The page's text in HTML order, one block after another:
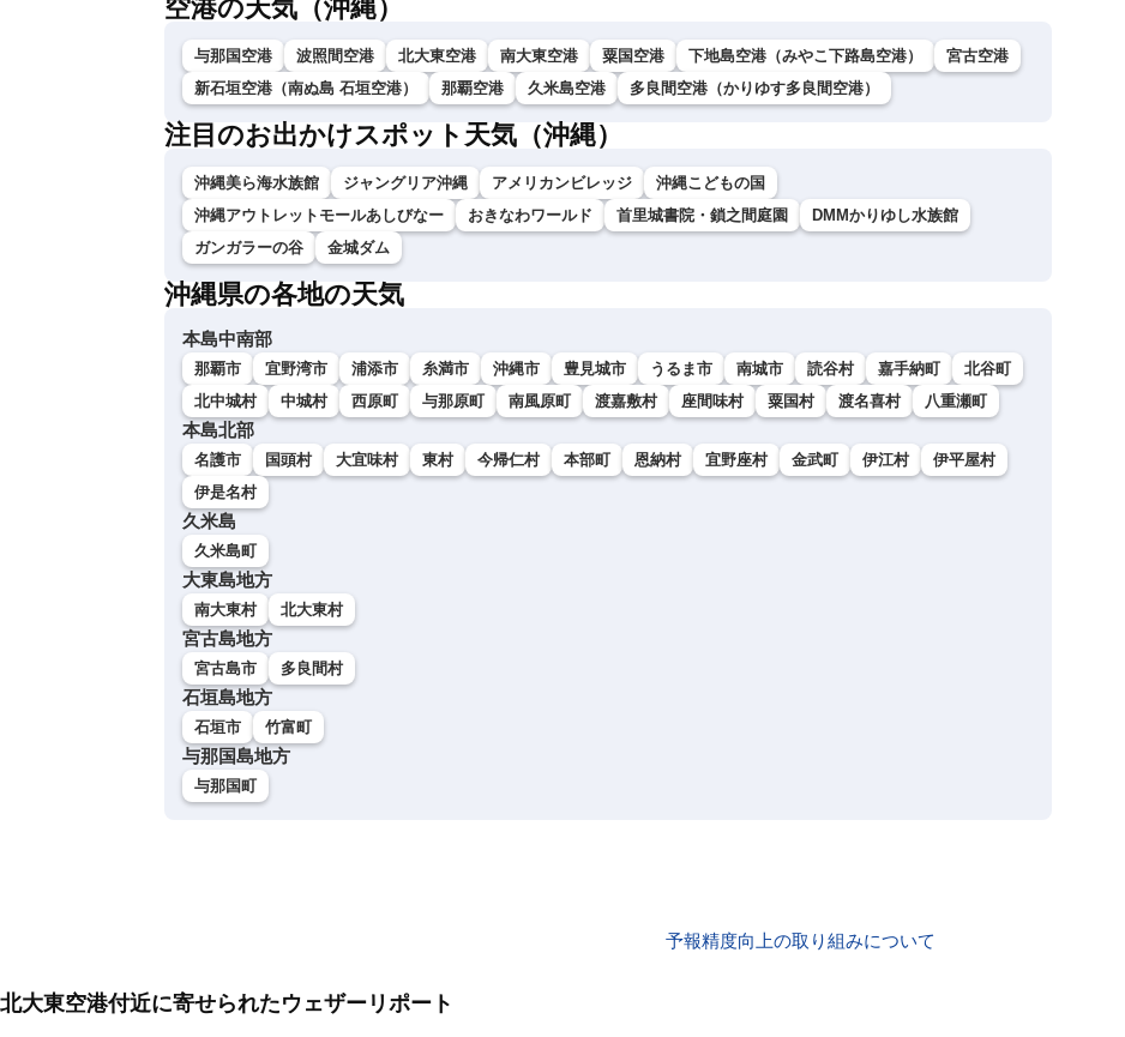
空港の天気（沖縄）
与那国空港 波照間空港 北大東空港 南大東空港 粟国空港 下地島空港（みやこ下路島空港）
宮古空港
新石垣空港（南ぬ島 石垣空港）
那覇空港 久米島空港 多良間空港（かりゆす多良間空港）
注目のお出かけスポット天気（沖縄）
沖縄美ら海水族館 ジャングリア沖縄 アメリカンビレッジ
沖縄こどもの国
沖縄アウトレットモールあしびなー
おきなわワールド 首里城書院・鎖之間庭園
DMMかりゆし水族館
ガンガラーの谷
金城ダム
沖縄県の各地の天気
本島中南部
那覇市 宜野湾市 浦添市 糸満市 沖縄市 豊見城市 うるま市 南城市 読谷村 嘉手納町
北谷町
北中城村
中城村 西原町 与那原町 南風原町 渡嘉敷村 座間味村 粟国村 渡名喜村 八重瀬町
本島北部
名護市 国頭村 大宜味村 東村 今帰仁村 本部町 恩納村 宜野座村 金武町 伊江村
伊平屋村
伊是名村
久米島
久米島町
大東島地方
南大東村 北大東村
宮古島地方
宮古島市 多良間村
石垣島地方
石垣市 竹富町
与那国島地方
与那国町
予報精度向上の取り組みについて
北大東空港付近に寄せられたウェザーリポート